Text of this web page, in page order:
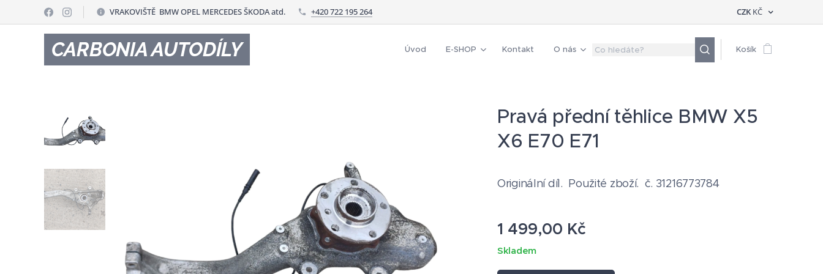
VRAKOVIŠTĚ BMW OPEL MERCEDES ŠKODA atd. +420 722 195 264 CZK KČ
CARBONIA AUTODÍLY Úvod E-SHOP Kontakt O nás Košík
Pravá přední těhlice BMW X5
X6 E70 E71
Originální díl. Použité zboží. č. 31216773784
1 499,00 Kč
Skladem